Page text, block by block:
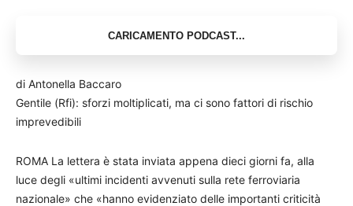
di Antonella Baccaro
Gentile (Rfi): sforzi moltiplicati, ma ci sono fattori di rischio
imprevedibili
ROMA La lettera è stata inviata appena dieci giorni fa, alla
luce degli «ultimi incidenti avvenuti sulla rete ferroviaria
nazionale» che «hanno evidenziato delle importanti criticità